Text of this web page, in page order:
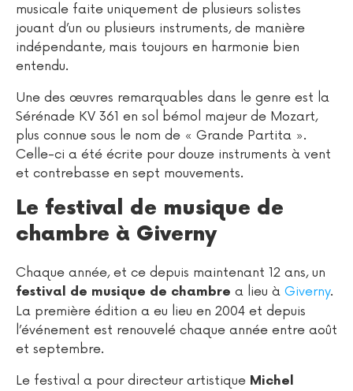
musicale faite uniquement de plusieurs solistes
jouant d’un ou plusieurs instruments, de manière
indépendante, mais toujours en harmonie bien
entendu.
Une des œuvres remarquables dans le genre est la
Sérénade KV 361 en sol bémol majeur de Mozart,
plus connue sous le nom de « Grande Partita ».
Celle-ci a été écrite pour douze instruments à vent
et contrebasse en sept mouvements.
Le festival de musique de
chambre à Giverny
Chaque année, et ce depuis maintenant 12 ans, un
festival de musique de chambre a lieu à Giverny.
La première édition a eu lieu en 2004 et depuis
l’événement est renouvelé chaque année entre août
et septembre.
Le festival a pour directeur artistique Michel